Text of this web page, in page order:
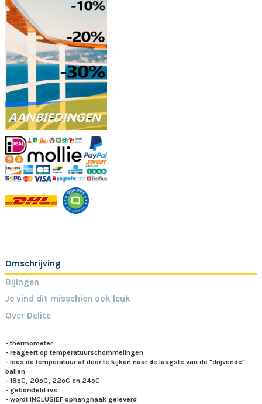
Omschrijving
Bijlagen
Je vind dit misschien ook leuk
Over Delite
- thermometer
- reageert op temperatuurschommelingen
- lees de temperatuur af door te kijken naar de laagste van de "drijvende"
ballen
- 18ºC, 20ºC, 22ºC en 24ºC
- geborsteld rvs
- wordt INCLUSIEF ophanghaak geleverd